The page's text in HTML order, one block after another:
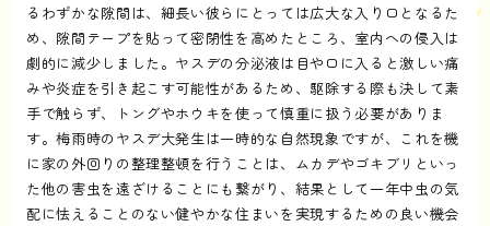
るわずかな隙間は、細長い彼らにとっては広大な入り口となるた
め、隙間テープを貼って密閉性を高めたところ、室内への侵入は
劇的に減少しました。ヤスデの分泌液は目や口に入ると激しい痛
みや炎症を引き起こす可能性があるため、駆除する際も決して素
手で触らず、トングやホウキを使って慎重に扱う必要がありま
す。梅雨時のヤスデ大発生は一時的な自然現象ですが、これを機
に家の外回りの整理整頓を行うことは、ムカデやゴキブリといっ
た他の害虫を遠ざけることにも繋がり、結果として一年中虫の気
配に怯えることのない健やかな住まいを実現するための良い機会